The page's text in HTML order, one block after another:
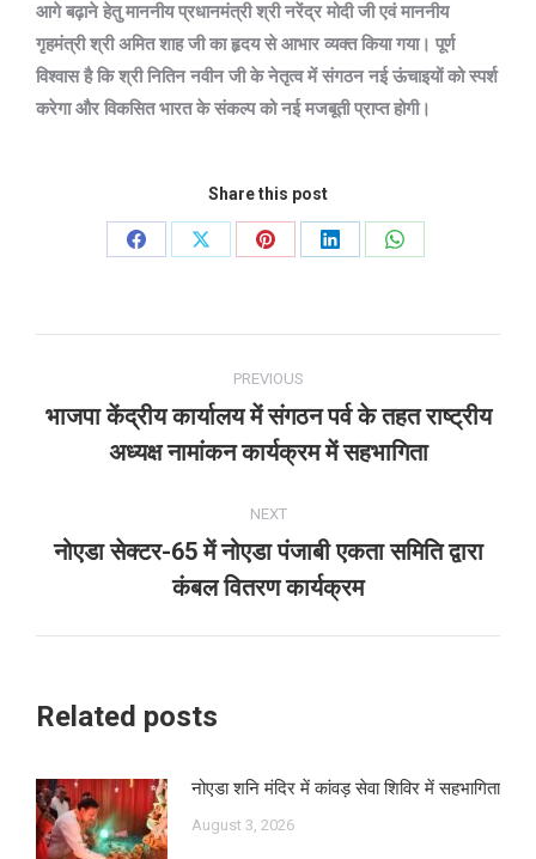
आगे बढ़ाने हेतु माननीय प्रधानमंत्री श्री नरेंद्र मोदी जी एवं माननीय
गृहमंत्री श्री अमित शाह जी का हृदय से आभार व्यक्त किया गया। पूर्ण
विश्वास है कि श्री नितिन नवीन जी के नेतृत्व में संगठन नई ऊंचाइयों को स्पर्श
करेगा और विकसित भारत के संकल्प को नई मजबूती प्राप्त होगी।
Share this post
Share
Share
Share
Share
Share
navigation
PREVIOUS
Previous
post:
भाजपा केंद्रीय कार्यालय में संगठन पर्व के तहत राष्ट्रीय
अध्यक्ष नामांकन कार्यक्रम में सहभागिता
NEXT
Next
post:
नोएडा सेक्टर-65 में नोएडा पंजाबी एकता समिति द्वारा
कंबल वितरण कार्यक्रम
Related posts
नोएडा शनि मंदिर में कांवड़ सेवा शिविर में सहभागिता
August 3, 2026